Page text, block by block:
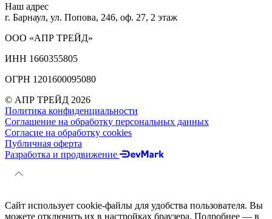
Наш адрес
г. Барнаул, ул. Попова, 246, оф. 27, 2 этаж
ООО «АПР ТРЕЙД»
ИНН 1660355805
ОГРН 1201600095080
© АПР ТРЕЙД 2026
Политика конфиденциальности
Соглашение на обработку персональных данных
Согласие на обработку cookies
Публичная оферта
Разработка и продвижение
Сайт использует cookie-файлы для удобства пользователя. Вы
можете отключить их в настройках браузера. Подробнее — в